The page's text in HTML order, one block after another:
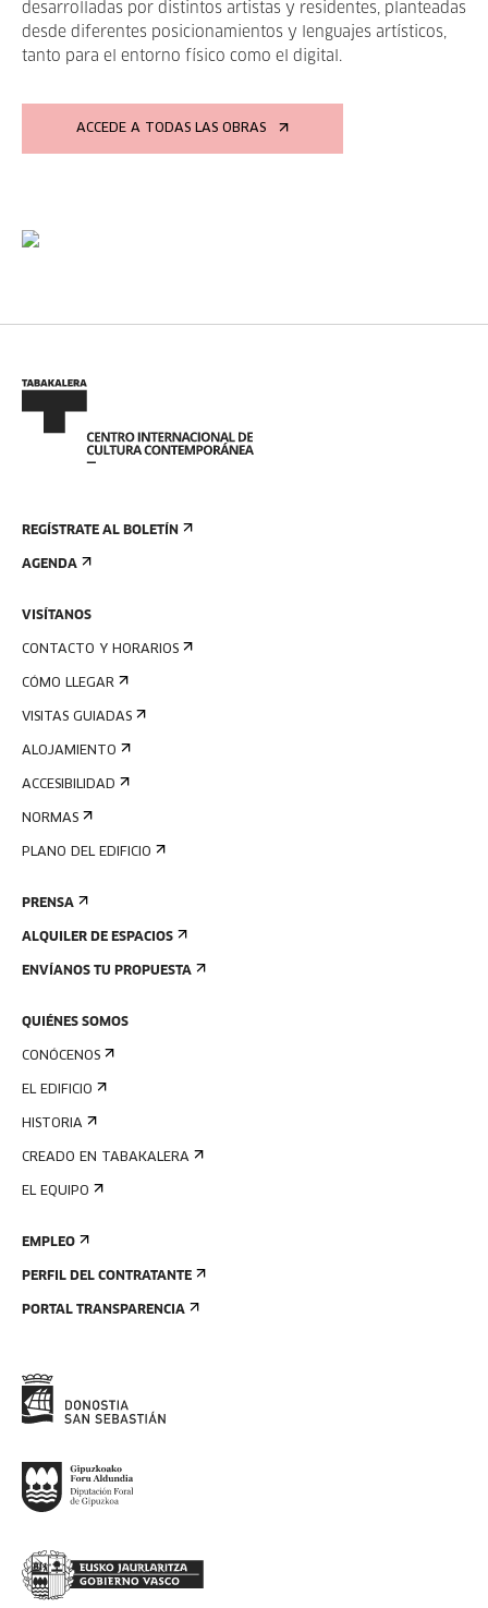
desarrolladas por distintos artistas y residentes, planteadas
desde diferentes posicionamientos y lenguajes artísticos,
tanto para el entorno físico como el digital.
ACCEDE A TODAS LAS OBRAS
REGÍSTRATE AL BOLETÍN
AGENDA
VISÍTANOS
CONTACTO Y HORARIOS
CÓMO LLEGAR
VISITAS GUIADAS
ALOJAMIENTO
ACCESIBILIDAD
NORMAS
PLANO DEL EDIFICIO
PRENSA
ALQUILER DE ESPACIOS
ENVÍANOS TU PROPUESTA
QUIÉNES SOMOS
CONÓCENOS
EL EDIFICIO
HISTORIA
CREADO EN TABAKALERA
EL EQUIPO
EMPLEO
PERFIL DEL CONTRATANTE
PORTAL TRANSPARENCIA